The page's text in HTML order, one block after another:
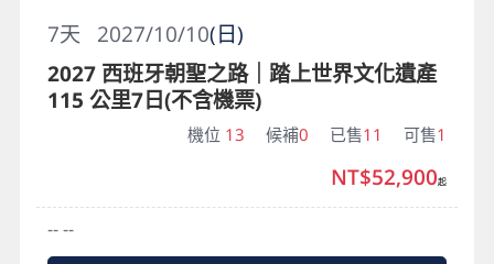
2027/10/10(日)
7天
2027 西班牙朝聖之路｜踏上世界文化遺產
115 公里7日(不含機票)
機位 13 候補0 已售11 可售1
-- --
NT$52,900起